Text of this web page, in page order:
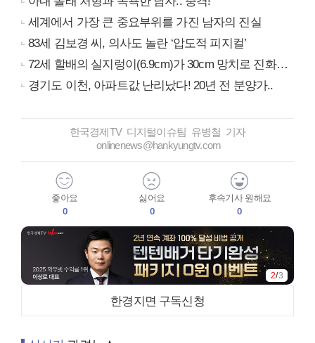
세계에서 가장 큰 중요부위를 가진 남자의 진실
83세 김보경 씨, 의사도 놀란 ‘압도적 피지컬’
72세 할배의 실지렁이(6.9cm)가 30cm 망치로 진화…
경기도 이천, 아파트값 난리났다! 20년 전 분양가..
한국경제TV 디지털이슈팀 유병철 기자
onlinenews@hankyungtv.com
좋아요
0
싫어요
0
후속기사 원해요
0
2/3
한경지면 구독신청